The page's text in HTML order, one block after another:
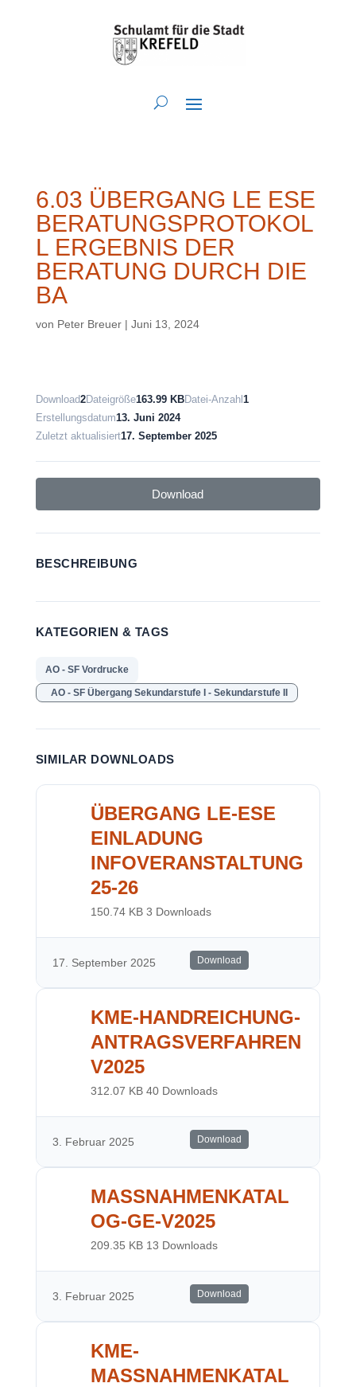
6.03 ÜBERGANG LE ESE
BERATUNGSPROTOKOL
L ERGEBNIS DER
BERATUNG DURCH DIE
BA
von Peter Breuer| Juni 13, 2024
Download2Dateigröße163.99 KBDatei-Anzahl 1
Erstellungsdatum13. Juni 2024
Zuletzt aktualisiert17. September 2025
Download
BESCHREIBUNG
KATEGORIEN & TAGS
AO - SF Vordrucke
AO - SF Übergang Sekundarstufe I - Sekundarstufe II
SIMILAR DOWNLOADS
ÜBERGANG LE-ESE
EINLADUNG
INFOVERANSTALTUNG
25-26
150.74 KB 3 Downloads
17. September 2025 Download
KME-HANDREICHUNG-
ANTRAGSVERFAHREN
V2025
312.07 KB 40 Downloads
3. Februar 2025 Download
MASSNAHMENKATAL
OG-GE-V2025
209.35 KB 13 Downloads
3. Februar 2025 Download
KME-
MASSNAHMENKATAL